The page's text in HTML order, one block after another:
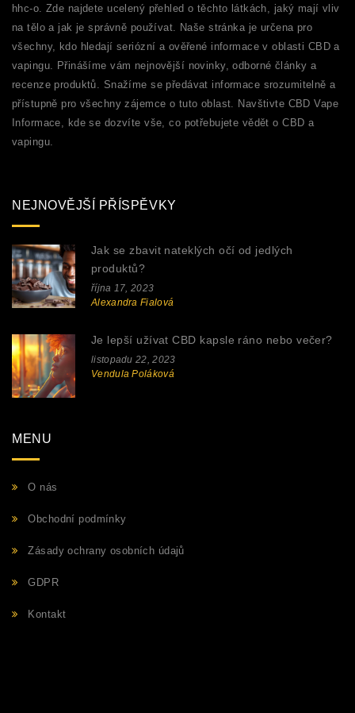
hhc-o. Zde najdete ucelený přehled o těchto látkách, jaký mají vliv
na tělo a jak je správně používat. Naše stránka je určena pro
všechny, kdo hledají seriózní a ověřené informace v oblasti CBD a
vapingu. Přinášíme vám nejnovější novinky, odborné články a
recenze produktů. Snažíme se předávat informace srozumitelně a
přístupně pro všechny zájemce o tuto oblast. Navštivte CBD Vape
Informace, kde se dozvíte vše, co potřebujete vědět o CBD a
vapingu.
NEJNOVĚJŠÍ PŘÍSPĚVKY
Jak se zbavit nateklých očí od jedlých
produktů?
října 17, 2023
Alexandra Fialová
Je lepší užívat CBD kapsle ráno nebo večer?
listopadu 22, 2023
Vendula Poláková
MENU
O nás
Obchodní podmínky
Zásady ochrany osobních údajů
GDPR
Kontakt